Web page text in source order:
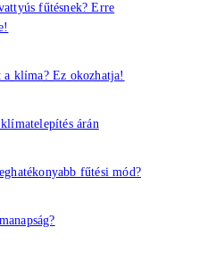
fűtésnek? Erre
a klíma? Ez okozhatja!
árán
fűtési mód?